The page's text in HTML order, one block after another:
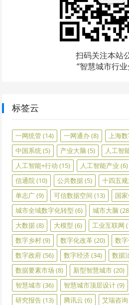
扫码关注本站
“智慧城市行
标签云
一网统管(14) 一网通办(8) 上海
中国系统(5) 产业大脑 (5) 人工智
人工智能+行动 (15) 人工智能产业 (6)
信通院(10) 公共数据(5) 十四五
单志广(9) 可信数据空间 (13) 国
城市全域数字化转型 (6) 城市大脑
大数据(8) 大模型 (6) 工业互联网
数字乡村(9) 数字化改革(20) 数
数字政府(56) 数字经济(34) 数据
数据要素市场 (8) 新型智慧城市(20)
智慧城市(36) 智慧城市顶层设计(9)
研究报告(13) 腾讯云 (6) 艾瑞咨询